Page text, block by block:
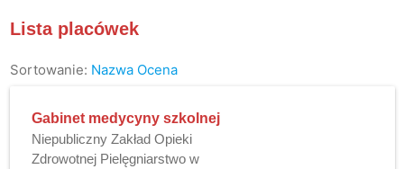
Lista placówek
Sortowanie: Nazwa Ocena
Gabinet medycyny szkolnej
Niepubliczny Zakład Opieki
Zdrowotnej Pielęgniarstwo w